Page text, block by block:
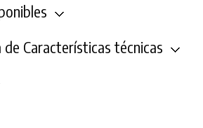
Características técnicas